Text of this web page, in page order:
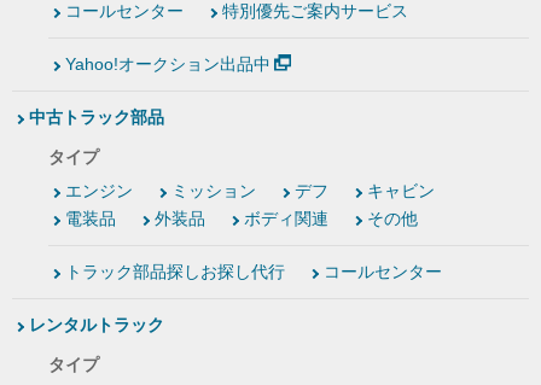
コールセンター
特別優先ご案内サービス
Yahoo!オークション出品中
中古トラック部品
タイプ
エンジン
ミッション デフ
キャビン
電装品
外装品 ボディ関連 その他
トラック部品探しお探し代行 コールセンター
レンタルトラック
タイプ